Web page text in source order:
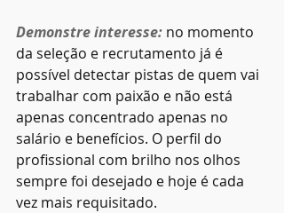
Demonstre interesse: no momento
da seleção e recrutamento já é
possível detectar pistas de quem vai
trabalhar com paixão e não está
apenas concentrado apenas no
salário e benefícios. O perfil do
profissional com brilho nos olhos
sempre foi desejado e hoje é cada
vez mais requisitado.